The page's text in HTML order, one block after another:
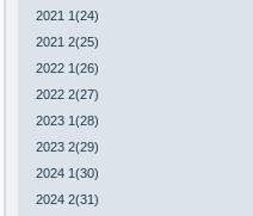
2021 1(24)
2021 2(25)
2022 1(26)
2022 2(27)
2023 1(28)
2023 2(29)
2024 1(30)
2024 2(31)